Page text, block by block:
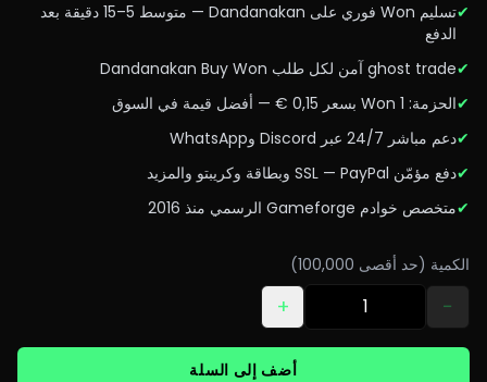
✔
تسليم Won فوري على Dandanakan — متوسط 5–15 دقيقة بعد
الدفع
✔ghost trade آمن لكل طلب Dandanakan Buy Won
✔الحزمة: 1 Won بسعر 0,15 € — أفضل قيمة في السوق
✔دعم مباشر 24/7 عبر Discord وWhatsApp
✔دفع مؤمّن SSL — PayPal وبطاقة وكريبتو والمزيد
✔متخصص خوادم Gameforge الرسمي منذ 2016
الكمية (حد أقصى 100,000)
−
+
أضف إلى السلة